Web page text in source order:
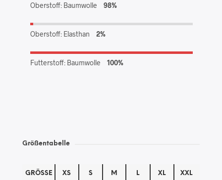
Oberstoff: Baumwolle 98%
Oberstoff: Elasthan 2%
Futterstoff: Baumwolle 100%
Größentabelle
GRÖSSE XS S M L XL XXL